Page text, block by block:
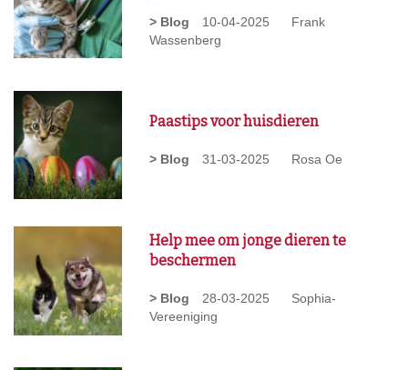
> Blog 10-04-2025
Frank
Wassenberg
> Blog 31-03-2025 Rosa Oe
Paastips voor huisdieren
> Blog 28-03-2025
Sophia-
Vereeniging
Help mee om jonge dieren te
beschermen